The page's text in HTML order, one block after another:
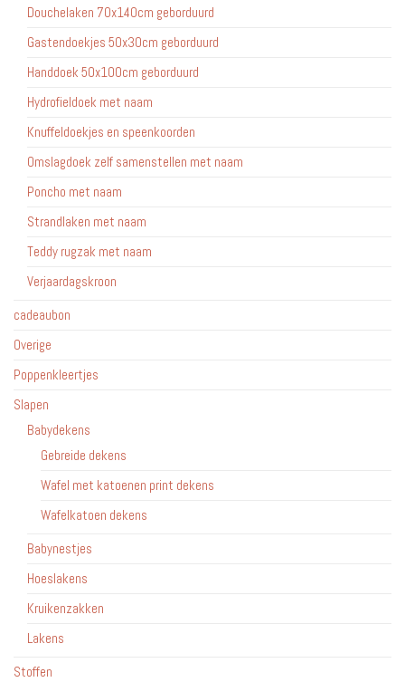
Douchelaken 70x140cm geborduurd
Gastendoekjes 50x30cm geborduurd
Handdoek 50x100cm geborduurd
Hydrofieldoek met naam
Knuffeldoekjes en speenkoorden
Omslagdoek zelf samenstellen met naam
Poncho met naam
Strandlaken met naam
Teddy rugzak met naam
Verjaardagskroon
cadeaubon
Overige
Poppenkleertjes
Slapen
Babydekens
Gebreide dekens
Wafel met katoenen print dekens
Wafelkatoen dekens
Babynestjes
Hoeslakens
Kruikenzakken
Lakens
Stoffen